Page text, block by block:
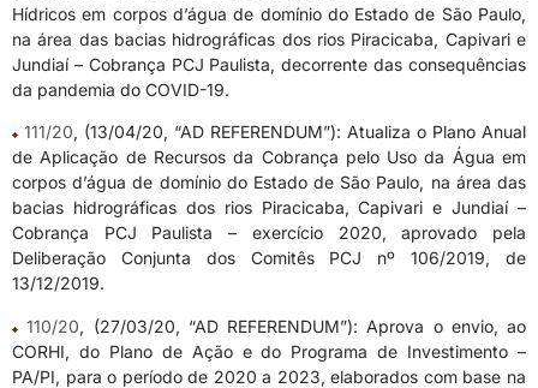
Hídricos em corpos d’água de domínio do Estado de São Paulo,
na área das bacias hidrográficas dos rios Piracicaba, Capivari e
Jundiaí – Cobrança PCJ Paulista, decorrente das consequências
da pandemia do COVID-19.
111/20, (13/04/20, “AD REFERENDUM”): Atualiza o Plano Anual
de Aplicação de Recursos da Cobrança pelo Uso da Água em
corpos d’água de domínio do Estado de São Paulo, na área das
bacias hidrográficas dos rios Piracicaba, Capivari e Jundiaí –
Cobrança PCJ Paulista – exercício 2020, aprovado pela
Deliberação Conjunta dos Comitês PCJ nº 106/2019, de
13/12/2019.
110/20, (27/03/20, “AD REFERENDUM”): Aprova o envio, ao
CORHI, do Plano de Ação e do Programa de Investimento –
PA/PI, para o período de 2020 a 2023, elaborados com base na